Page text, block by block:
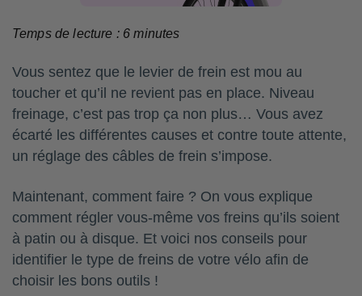
Temps de lecture : 6 minutes
Vous sentez que le levier de frein est mou au
toucher et qu’il ne revient pas en place. Niveau
freinage, c’est pas trop ça non plus… Vous avez
écarté les différentes causes et contre toute attente,
un réglage des câbles de frein s’impose.
Maintenant, comment faire ? On vous explique
comment régler vous-même vos freins qu’ils soient
à patin ou à disque. Et voici nos conseils pour
identifier le type de freins de votre vélo afin de
choisir les bons outils !